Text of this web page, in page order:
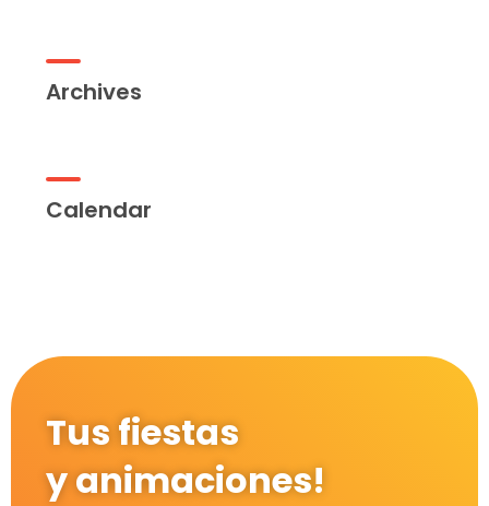
Archives
Calendar
Tus fiestas
y animaciones!